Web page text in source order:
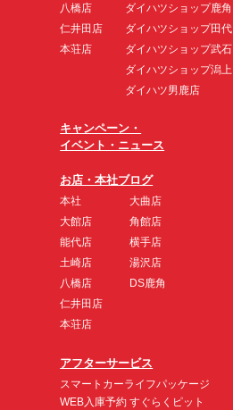
八橋店
仁井田店
本荘店
ダイハツショップ鹿角
ダイハツショップ田代
ダイハツショップ武石
ダイハツショップ潟上
ダイハツ男鹿店
キャンペーン・
イベント・ニュース
お店・本社ブログ
本社
大館店
能代店
土崎店
八橋店
仁井田店
本荘店
大曲店
角館店
横手店
湯沢店
DS鹿角
アフターサービス
スマートカーライフパッケージ
WEB入庫予約 すぐらくピット